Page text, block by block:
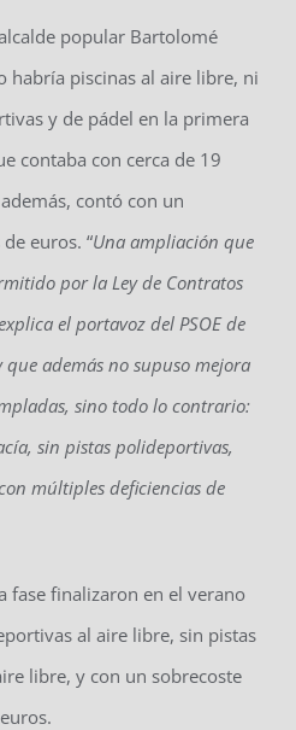
popular Bartolomé
habría piscinas al aire libre, ni
y de pádel en la primera
contaba con cerca de 19
contó con un
euros. “Una ampliación que
por la Ley de Contratos
el portavoz del PSOE de
además no supuso mejora
sino todo lo contrario:
sin pistas polideportivas,
múltiples deficiencias de
fase finalizaron en el verano
al aire libre, sin pistas
libre, y con un sobrecoste